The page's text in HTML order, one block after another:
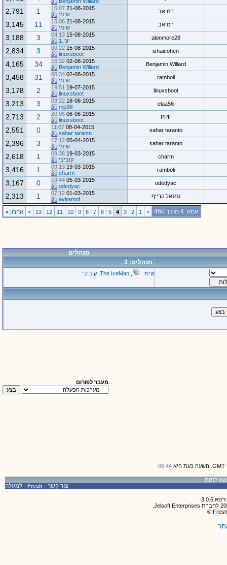
רמיאב 21-08-2015
15:07
שימי
1
2,791
רמיאב 21-08-2015
15:06
שימי
11
3,145
alonmore28
15-08-2015
04:13
יוני.1
3
3,188
ishaicohen
15-08-2015
00:22
linuxsboot
3
2,834
Benjamin Willard
02-08-2015
16:32
Benjamin Willard
34
4,165
ramboli
02-08-2015
00:34
שימי
31
3,458
linuxsboot
19-07-2015
19:51
linuxsboot
2
3,178
elaa56
18-06-2015
09:22
mp3lll
3
3,213
PPF
06-06-2015
20:05
linuxsboot
2
2,713
sahar taranto
08-04-2015
11:07
sahar taranto
0
2,551
sahar taranto
05-04-2015
17:12
שימי
3
2,396
charm
19-03-2015
09:38
קוביבי
1
2,618
ramboli
19-03-2015
09:13
charm
1
3,416
odedyac
05-03-2015
19:44
odedyac
0
3,167
נתנאל קרייף 01-03-2015
07:12
aviramof
1
2,313
עמוד 4 מתוך 460 <
1
2
3
4
5
6
7
8
9
10
11
12
13
> אחרון »
מנהלים
מנהלים: 3
שימי The IceMan קוביבי
מעבר לפורום
06:44
צור קשר -
Fresh
- למעלה